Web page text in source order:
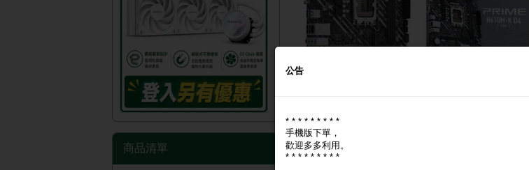
商品清單
公告
* * * * * * * * *
手機版下單，
歡迎多多利用。
* * * * * * * * *